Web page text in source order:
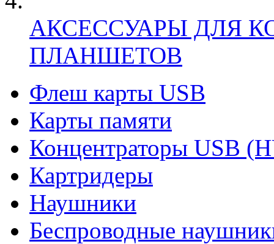
АКСЕССУАРЫ ДЛЯ
ПЛАНШЕТОВ
Флеш карты USB
Карты памяти
Концентраторы USB
Картридеры
Наушники
Беспроводные